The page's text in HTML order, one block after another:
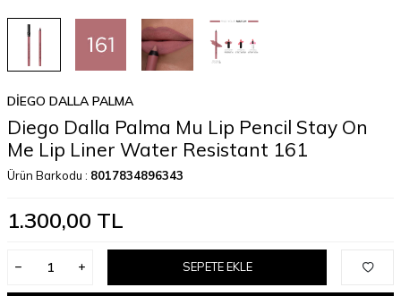
DIEGO DALLA PALMA
Diego Dalla Palma Mu Lip Pencil Stay On
Me Lip Liner Water Resistant 161
Ürün Barkodu : 8017834896343
1.300,00 TL
SEPETE EKLE